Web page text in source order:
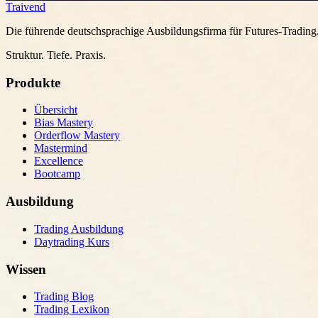
Traivend
Die führende deutschsprachige Ausbildungsfirma für Futures-
Struktur. Tiefe. Praxis.
Produkte
Übersicht
Bias Mastery
Orderflow Mastery
Mastermind
Excellence
Bootcamp
Ausbildung
Trading Ausbildung
Daytrading Kurs
Wissen
Trading Blog
Trading Lexikon